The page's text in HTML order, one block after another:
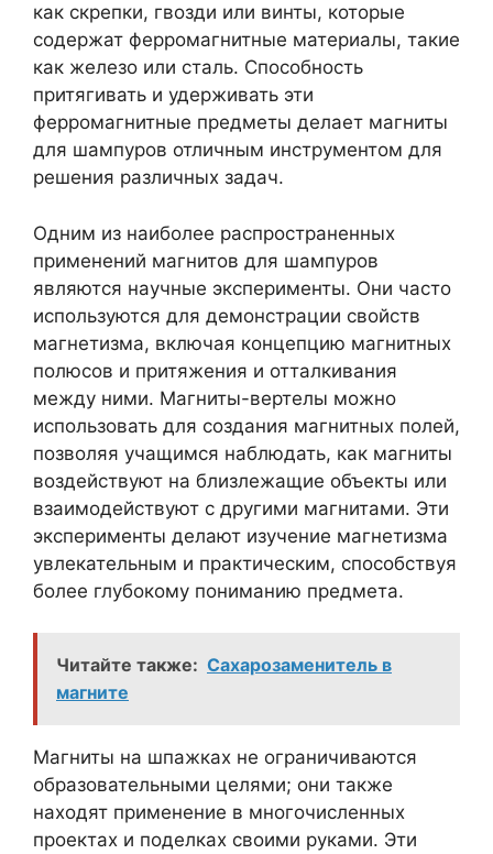
как скрепки, гвозди или винты, которые
содержат ферромагнитные материалы, такие
как железо или сталь. Способность
притягивать и удерживать эти
ферромагнитные предметы делает магниты
для шампуров отличным инструментом для
решения различных задач.
Одним из наиболее распространенных
применений магнитов для шампуров
являются научные эксперименты. Они часто
используются для демонстрации свойств
магнетизма, включая концепцию магнитных
полюсов и притяжения и отталкивания
между ними. Магниты-вертелы можно
использовать для создания магнитных полей,
позволяя учащимся наблюдать, как магниты
воздействуют на близлежащие объекты или
взаимодействуют с другими магнитами. Эти
эксперименты делают изучение магнетизма
увлекательным и практическим, способствуя
более глубокому пониманию предмета.
Читайте также: Сахарозаменитель в
магните
Магниты на шпажках не ограничиваются
образовательными целями; они также
находят применение в многочисленных
проектах и ​​поделках своими руками. Эти